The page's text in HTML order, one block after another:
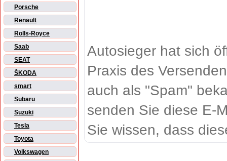
Porsche
Renault
Rolls-Royce
Saab
SEAT
ŠKODA
smart
Subaru
Suzuki
Tesla
Toyota
Volkswagen
Autosieger hat sich
Praxis des
auch als "Spam"
senden Sie diese E-
Sie wissen, dass